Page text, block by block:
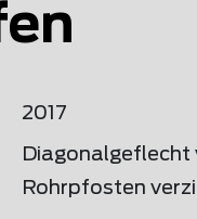
2017
Diagonalgeflecht
Rohrpfosten